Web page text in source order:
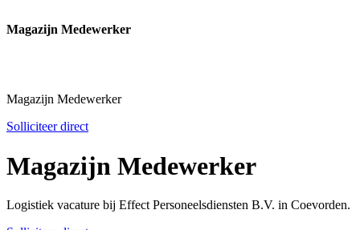
Magazijn Medewerker
Magazijn Medewerker
Solliciteer direct
Magazijn Medewerker
Logistiek vacature bij Effect Personeelsdiensten B.V. in Coevorden.